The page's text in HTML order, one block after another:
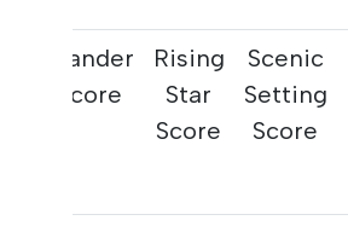
Scenic
Setting
Score
Rising
Star
Score
Wander
Score